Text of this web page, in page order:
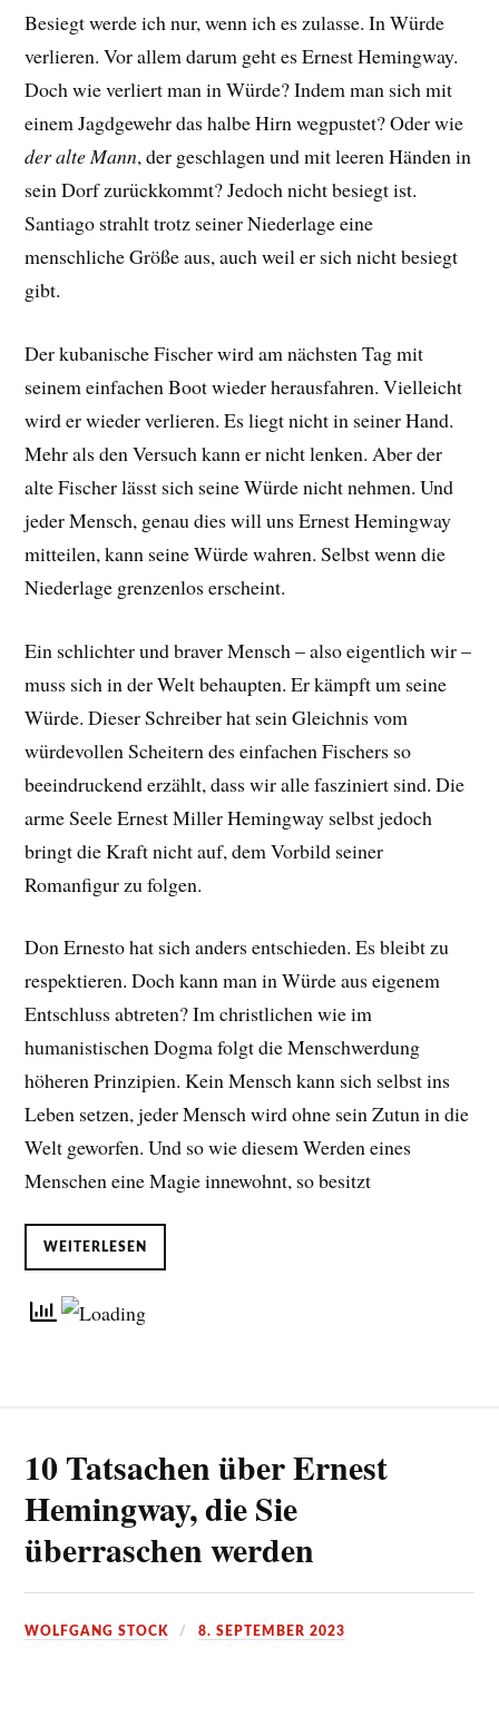
Besiegt werde ich nur, wenn ich es zulasse. In Würde
verlieren. Vor allem darum geht es Ernest Hemingway.
Doch wie verliert man in Würde?Indem man sich mit
einem Jagdgewehr das halbe Hirn wegpustet? Oderwie
der alte Mann, der geschlagen und mit leeren Händen in
sein Dorf zurückkommt? Jedoch nicht besiegt ist.
Santiago strahlt trotz seiner Niederlage eine
menschliche Größe aus, auch weil er sich nicht besiegt
gibt.
Der kubanische Fischer wird am nächsten Tag mit
seinem einfachen Boot wieder herausfahren. Vielleicht
wird er wieder verlieren. Es liegt nicht in seiner Hand.
Mehr als den Versuch kann er nicht lenken. Aber der
alte Fischer lässt sich seine Würde nicht nehmen. Und
jeder Mensch, genau dies will uns Ernest Hemingway
mitteilen, kann seine Würde wahren. Selbst wenn die
Niederlage grenzenlos erscheint.
Ein schlichter und braver Mensch – also eigentlich wir –
muss sich in der Welt behaupten. Er kämpft um seine
Würde. Dieser Schreiber hat sein Gleichnis vom
würdevollen Scheitern des einfachen Fischers so
beeindruckend erzählt, dass wir alle fasziniert sind. Die
arme Seele Ernest Miller Hemingway selbst jedoch
bringt die Kraft nicht auf, dem Vorbild seiner
Romanfigur zu folgen.
Don Ernesto hat sich anders entschieden. Es bleibt zu
respektieren. Doch kann man in Würde aus eigenem
Entschluss abtreten? Im christlichen wie im
humanistischen Dogma folgt die Menschwerdung
höheren Prinzipien. Kein Mensch kann sich selbst ins
Leben setzen, jeder Mensch wird ohne sein Zutun in die
Welt geworfen. Und so wie diesem Werden eines
Menschen eine Magie innewohnt, so besitzt
WEITERLESEN
10 Tatsachen über Ernest
Hemingway, die Sie
überraschen werden
WOLFGANG STOCK 8. SEPTEMBER 2023